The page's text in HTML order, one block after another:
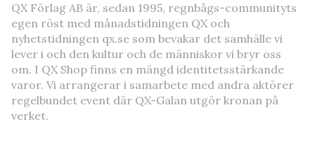
QX Förlag AB är, sedan 1995, regnbågs-communityts
egen röst med månadstidningen QX och
nyhetstidningen qx.se som bevakar det samhälle vi
lever i och den kultur och de människor vi bryr oss
om. I QX Shop finns en mängd identitetsstärkande
varor. Vi arrangerar i samarbete med andra aktörer
regelbundet event där QX-Galan utgör kronan på
verket.